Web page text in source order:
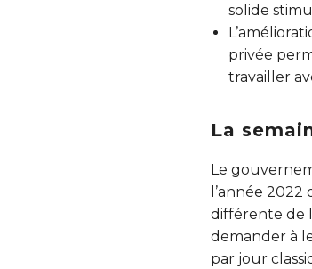
solide
privée
travailler
La
Le
l’année
différente de
demander à
par jour